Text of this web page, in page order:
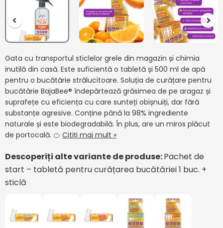
Gata cu transportul sticlelor grele din magazin și chimia
inutilă din casă. Este suficientă o tabletă și 500 ml de apă
pentru o bucătărie strălucitoare. Soluția de curățare pentru
bucătărie BajaBee® îndepărtează grăsimea de pe aragaz și
suprafețe cu eficiența cu care sunteți obișnuiți, dar fără
substanțe agresive. Conține până la 98% ingrediente
naturale și este biodegradabilă. În plus, are un miros plăcut
de portocală. 🍊 Citiți mai mult »
Descoperiți alte variante de produse:Pachet de
start – tabletă pentru curățarea bucătăriei 1 buc. +
sticlă